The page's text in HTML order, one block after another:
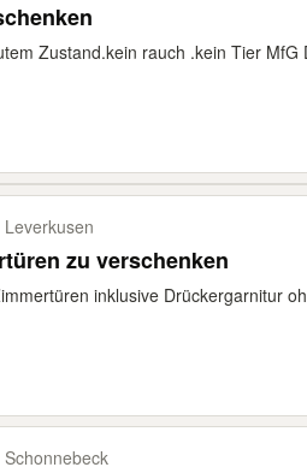
Zustand.kein rauch .kein Tier MfG
zu verschenken
inklusive Drückergarnitur